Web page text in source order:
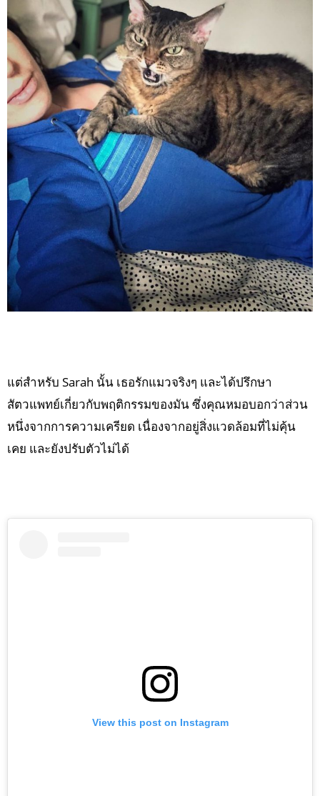
แต่สำหรับ Sarah นั้น เธอรักแมวจริงๆ และได้ปรึกษา
สัตวแพทย์เกี่ยวกับพฤติกรรมของมัน ซึ่งคุณหมอบอกว่าส่วน
หนึ่งจากการความเครียด เนื่องจากอยู่สิ่งแวดล้อมที่ไม่คุ้น
เคย และยังปรับตัวไม่ได้
View this post on Instagram